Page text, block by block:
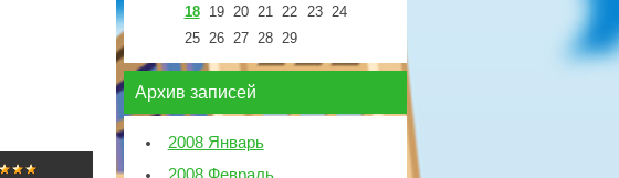
18
19 20 21 22 23 24
25 26 27 28 29
Архив записей
2008 Январь